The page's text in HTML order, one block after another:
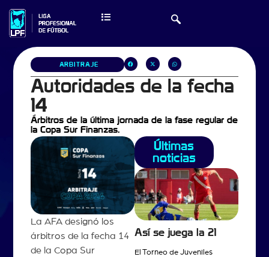
ARBITRAJE
Autoridades de la fecha
14
Árbitros de la última jornada de la fase regular de
la Copa Sur Finanzas.
La AFA designó los
árbitros de la fecha 14
de la Copa Sur
Últimas
noticias
Así se juega la 21
El Torneo de Juveniles